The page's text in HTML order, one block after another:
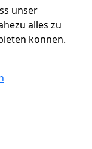
unser
alles zu
können.